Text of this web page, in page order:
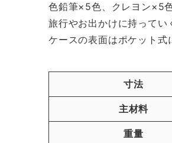
色鉛筆×5色、クレヨン×5
旅行やお出かけに持ってい
ケースの表面はポケット式
寸法
主材料
重量